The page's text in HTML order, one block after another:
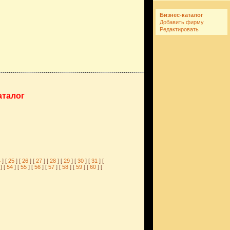
Бизнес-каталог
Добавить фирму
Редактировать
] [25 ] [26 ] [27 ] [28 ] [29 ] [30 ] [31 ] [
] [ 54 ] [ 55 ] [ 56 ] [ 57 ] [ 58 ] [ 59 ] [ 60 ] [